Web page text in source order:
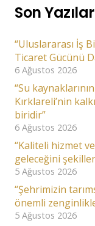
Son Yazılar
“Uluslararası İş
Ticaret Gücünü
6 Ağustos 2026
“Su
Kırklareli’nin
biridir”
6 Ağustos 2026
“Kaliteli hizmet
geleceğini
5 Ağustos 2026
“Şehrimizin
önemli
5 Ağustos 2026